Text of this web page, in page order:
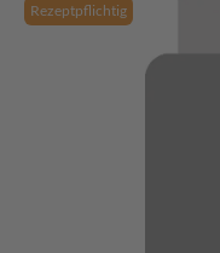
Rezeptpflichtig